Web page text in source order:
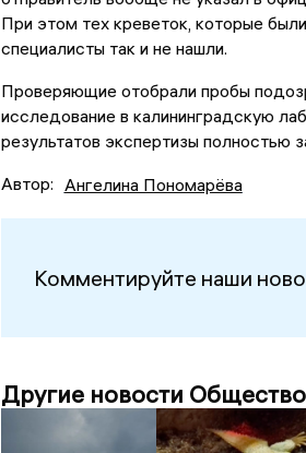
При этом тех креветок, которые
специалисты так и не нашли.
Проверяющие отобрали пробы
исследование в калининградскую
результатов экспертизы полностью
Автор: Ангелина Пономарёва
Комментируйте наши
Другие новости Общество